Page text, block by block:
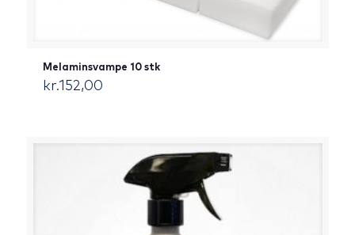
Melaminsvampe 10 stk
kr.152,00